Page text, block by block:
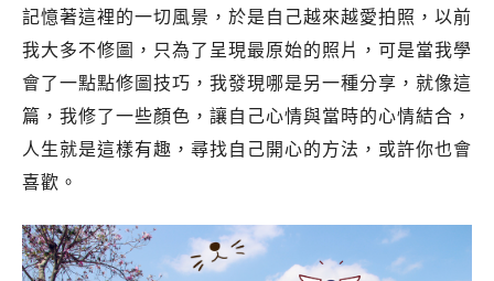
記憶著這裡的一切風景，於是自己越來越愛拍照，以前
我大多不修圖，只為了呈現最原始的照片，可是當我學
會了一點點修圖技巧，我發現哪是另一種分享，就像這
篇，我修了一些顏色，讓自己心情與當時的心情結合，
人生就是這樣有趣，尋找自己開心的方法，或許你也會
喜歡。